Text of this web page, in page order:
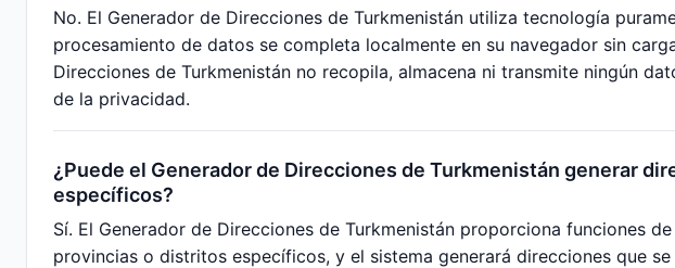
No. El Generador de Direcciones de Turkmenistán utiliza tecnología
procesamiento de datos se completa localmente en su navegador sin
Direcciones de Turkmenistán no recopila, almacena ni transmite ningún
de la privacidad.
¿Puede el Generador de Direcciones de Turkmenistán generar
específicos?
Sí. El Generador de Direcciones de Turkmenistán proporciona funciones
provincias o distritos específicos, y el sistema generará direcciones que